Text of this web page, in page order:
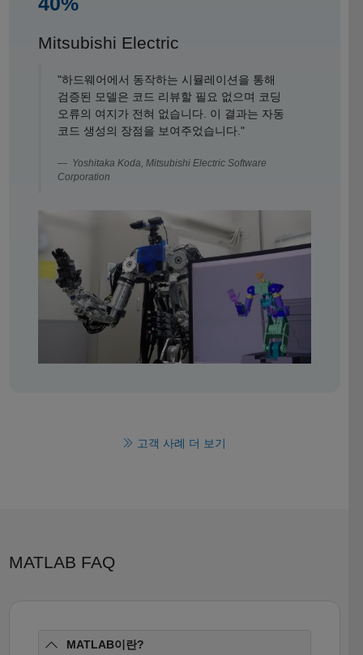
Mitsubishi Electric
"하드웨어에서 동작하는 시뮬레이션을 통해
검증된 모델은 코드 리뷰할 필요 없으며 코딩
오류의 여지가 전혀 없습니다. 이 결과는 자동
코드 생성의 장점을 보여주었습니다."
Yoshitaka Koda, Mitsubishi Electric Software
Corporation
고객 사례 더 보기
MATLAB FAQ
MATLAB이란?